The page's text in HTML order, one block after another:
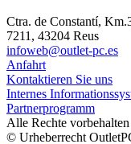
Ctra. de Constantí,
7211, 43204 Reus
infoweb@outlet-pc.es
Anfahrt
Kontaktieren Sie uns
Internes
Partnerprogramm
Alle Rechte vorbehalten
© Urheberrecht